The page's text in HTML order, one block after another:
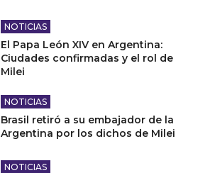
NOTICIAS
El Papa León XIV en Argentina:
Ciudades confirmadas y el rol de
Milei
NOTICIAS
Brasil retiró a su embajador de la
Argentina por los dichos de Milei
NOTICIAS